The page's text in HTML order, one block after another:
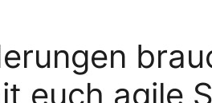
euch agile